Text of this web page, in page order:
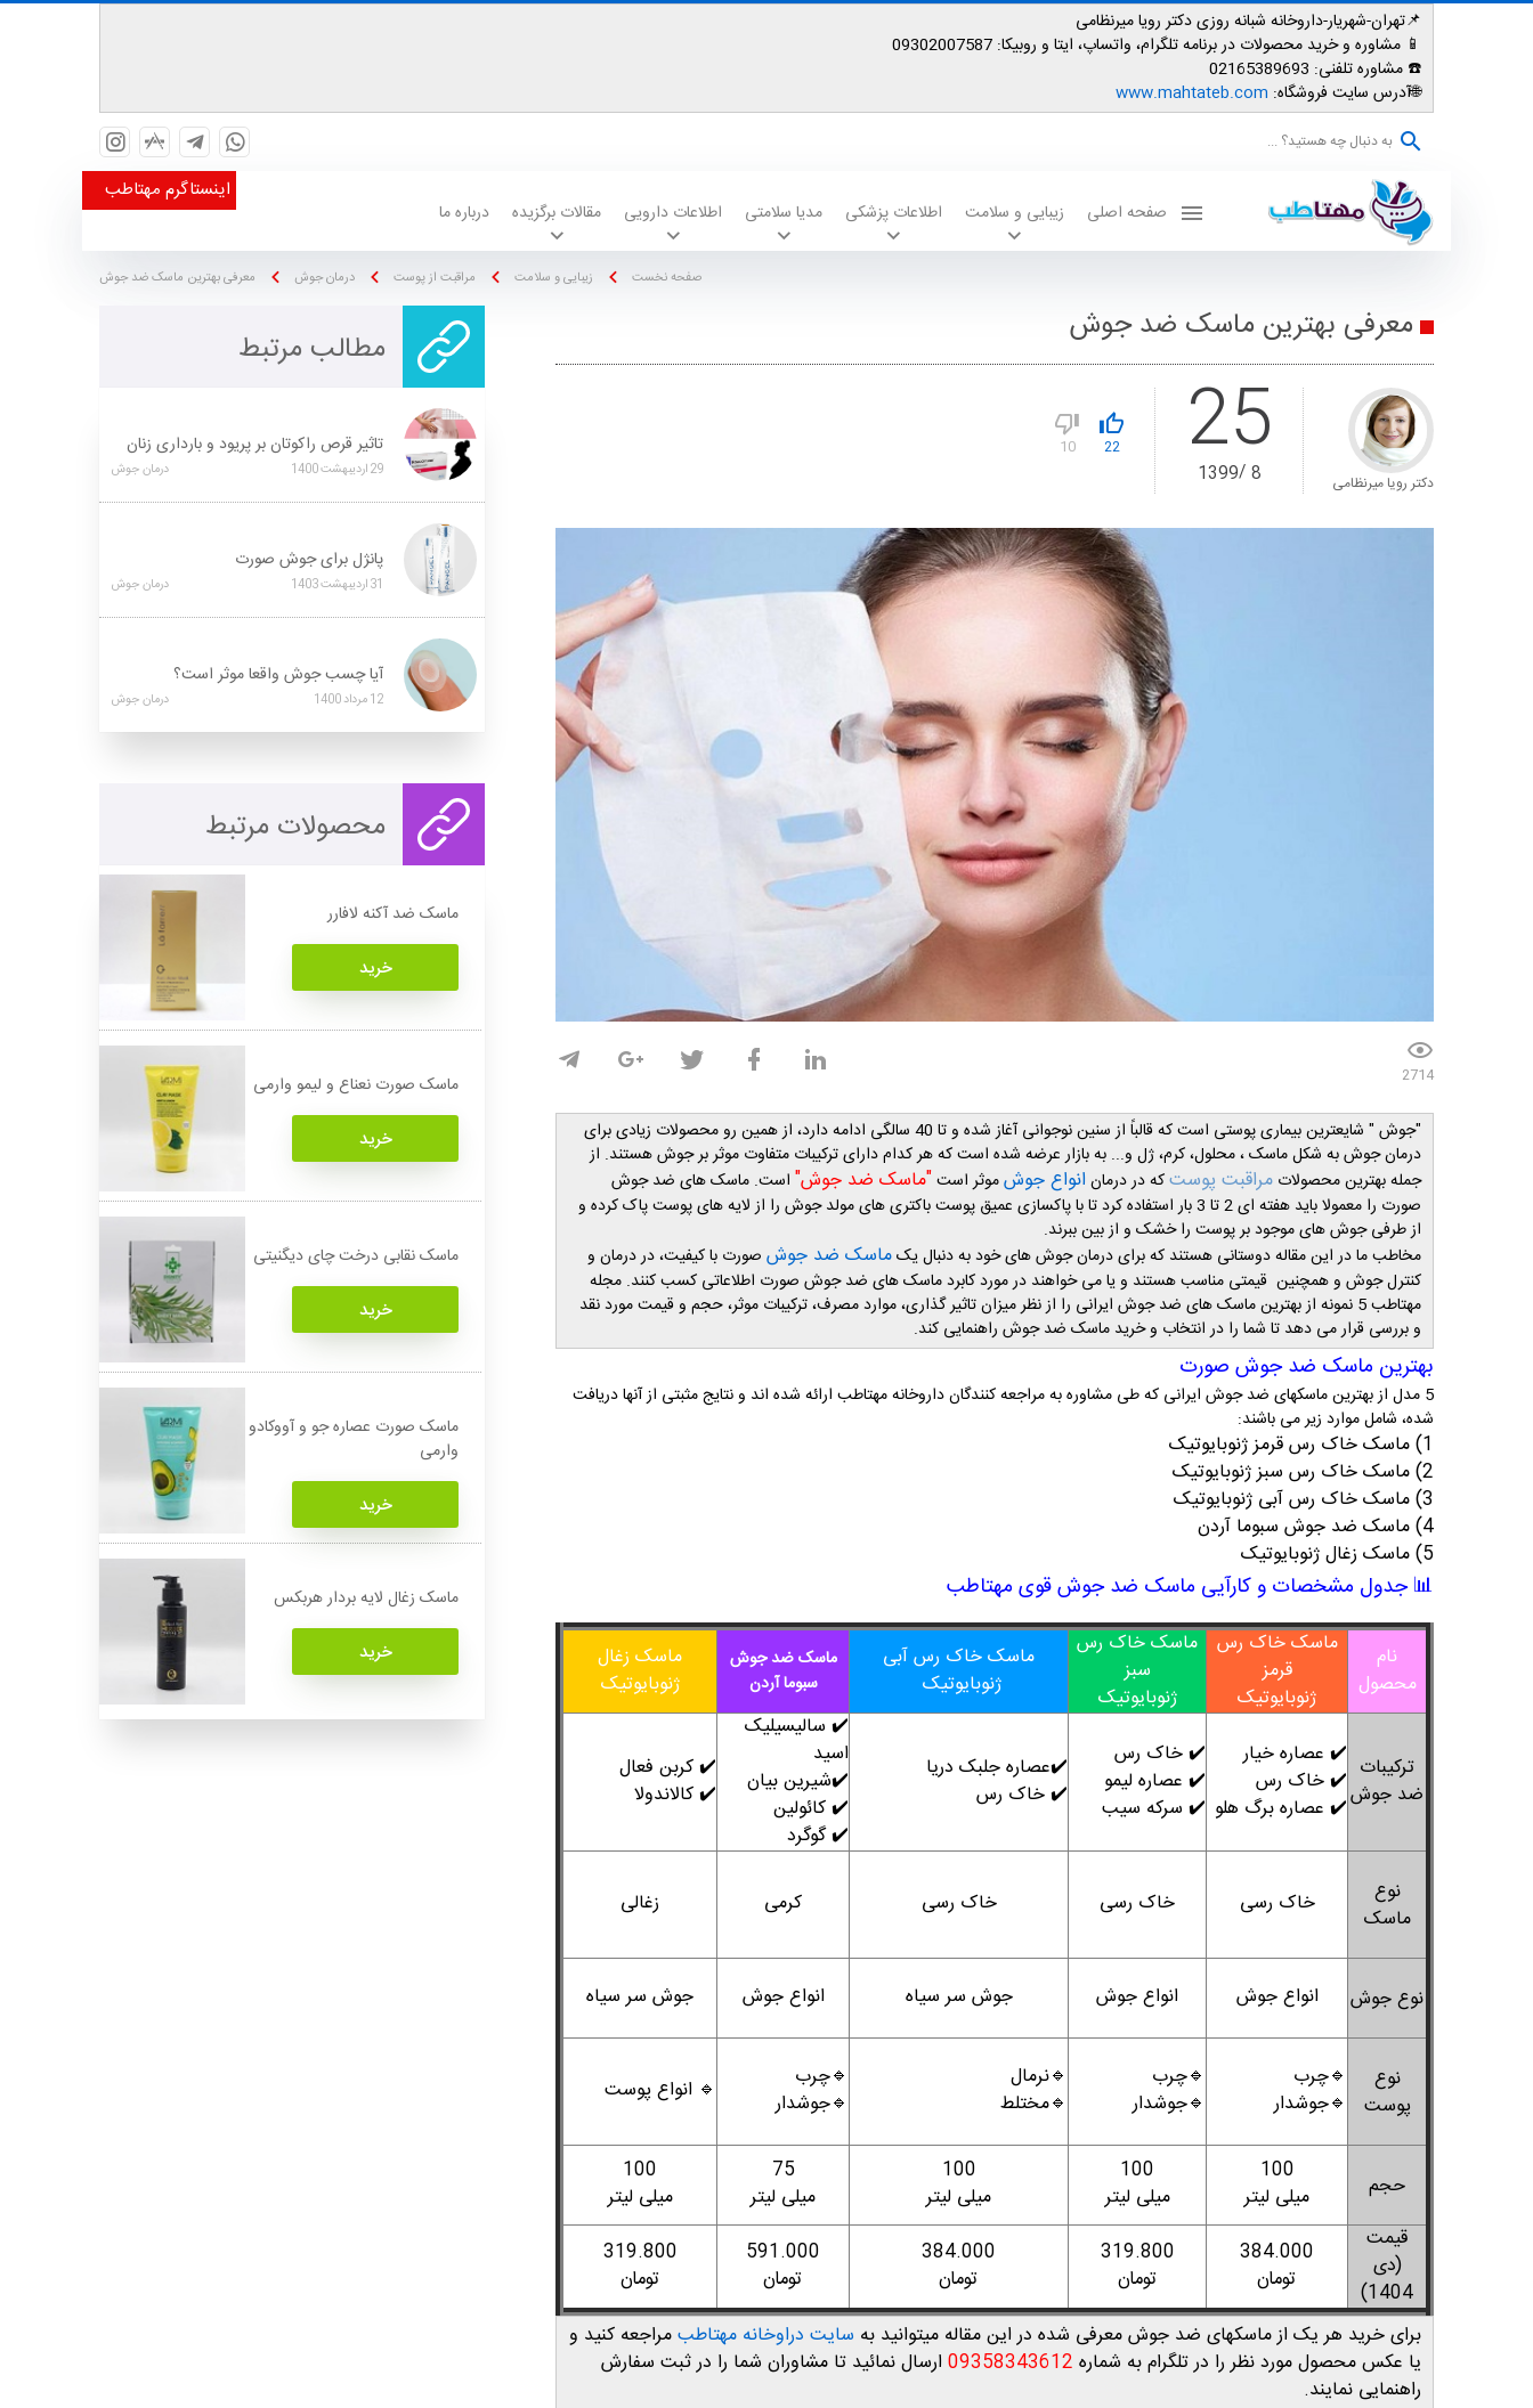
📌تهران-شهریار-داروخانه شبانه روزی دکتر رویا میرنظامی
📱 مشاوره و خرید محصولات در برنامه تلگرام، واتساپ، ایتا و روبیکا: 09302007587
☎️ مشاوره تلفنی:
🌐آدرس سایت فروشگاه: www.mahtateb.com
به دنبال چه هستید؟ ...
صفحه اصلی زیبایی و سلامت اطلاعات پزشکی مدیا سلامتی اطلاعات دارویی مقالات برگزیده درباره ما
اینستاگرم مهتاطب
صفحه نخست زیبایی و سلامت مراقبت از پوست درمان جوش معرفی بهترین ماسک ضد جوش
معرفی بهترین ماسک ضد جوش
دکتر رویا میرنظامی 25
8
1399
22
10
2714
"جوش " شایعترین بیماری پوستی است که قالباً از سنین نوجوانی آغاز شده و تا 40 سالگی ادامه دارد، از همین رو محصولات زیادی برای
درمان جوش به شکل ماسک ، محلول، کرم، ژل و... به بازار عرضه شده است که هر کدام دارای ترکیبات متفاوت موثر بر جوش هستند. از
جمله بهترین محصولات مراقبت پوستکه در درمان انواع جوشموثر است"ماسک ضد جوش" است. ماسک های ضد جوش
صورت را معمولا باید هفته ای 2 تا 3 بار استفاده کرد تا با پاکسازی عمیق پوست باکتری های مولد جوش را از لایه های پوست پاک کرده و
از طرفی جوش های موجود بر پوست را خشک و از بین ببرند.
مخاطب ما در این مقاله دوستانی هستند که برای درمان جوش های خود به دنبال یکماسک ضد جوش صورت با کیفیت، در درمان و
کنترل جوش و همچنین قیمتی مناسب هستند و یا می خواهند در مورد کابرد ماسک های ضد جوش صورت اطلاعاتی کسب کنند. مجله
مهتاطب 5 نمونه از بهترین ماسک های ضد جوش ایرانی را از نظر میزان تاثیر گذاری، موارد مصرف، ترکیبات موثر، حجم و قیمت مورد نقد
و بررسی قرار می دهد تا شما را در انتخاب و خرید ماسک ضد جوش راهنمایی کند.
بهترین ماسک ضد جوش صورت
5 مدل از بهترین ماسکهای ضد جوش ایرانی که طی مشاوره به مراجعه کنندگان داروخانه مهتاطب ارائه شده اند و نتایج مثبتی از آنها دریافت
شده، شامل موارد زیر می باشند:
1) ماسک خاک رس قرمز ژنوبایوتیک
2) ماسک خاک رس سبز ژنوبایوتیک
3) ماسک خاک رس آبی ژنوبایوتیک
4) ماسک ضد جوش سبوما آردن
5) ماسک زغال ژنوبایوتیک
📊جدول مشخصات و کارآیی ماسک ضد جوش قوی مهتاطب
نام
محصول
ماسک خاک رس
قرمز
ژنوبایوتیک
ماسک خاک رس
سبز
ژنوبایوتیک
ماسک خاک رس آبی
ژنوبایوتیک
ماسک ضد جوش
سبوما آردن
ماسک زغال
ژنوبایوتیک
ترکیبات
ضد جوش
✔️ عصاره خیار
✔️ خاک رس
✔️ عصاره برگ هلو
✔️ خاک رس
✔️ عصاره لیمو
✔️ سرکه سیب
✔️عصاره جلبک دریا
✔️ خاک رس
✔️ سالیسیلیک
اسید
✔️شیرین بیان
✔️ کائولین
✔️ گوگرد
✔️ کربن فعال
✔️ کالاندولا
نوع
ماسک
خاک رسی خاک رسی خاک رسی کرمی زغالی
نوع جوش انواع جوش انواع جوش جوش سر سیاه انواع جوش جوش سر سیاه
نوع
پوست
🔹چرب
🔹جوشدار
🔹چرب
🔹جوشدار
🔹نرمال
🔹مختلط
🔹چرب
🔹جوشدار
🔹 انواع پوست
حجم
100
میلی لیتر
100
میلی لیتر
100
میلی لیتر
75
میلی لیتر
100
میلی لیتر
قیمت
(دی
1404)
384.000
تومان
319.800
تومان
384.000
تومان
591.000
تومان
319.800
تومان
برای خرید هر یک از ماسکهای ضد جوش معرفی شده در این مقاله میتوانید به سایت دراوخانه مهتاطبمراجعه کنید و
یا عکس محصول مورد نظر را در تلگرام به شماره 09358343612 ارسال نمائید تا مشاوران شما را در ثبت سفارش
راهنمایی نمایند.
مطالب مرتبط
تاثیر قرص راکوتان بر پریود و بارداری زنان
29اردیبهشت1400 درمان جوش
پانژل برای جوش صورت
31اردیبهشت1403 درمان جوش
آیا چسب جوش واقعا موثر است؟
12مرداد1400 درمان جوش
محصولات مرتبط
ماسک ضد آکنه لافارر
خرید
ماسک صورت نعناع و لیمو وارمی
خرید
ماسک نقابی درخت چای دیگنیتی
خرید
ماسک صورت عصاره جو و آووکادو
وارمی
خرید
ماسک زغال لایه بردار هربکس
خرید